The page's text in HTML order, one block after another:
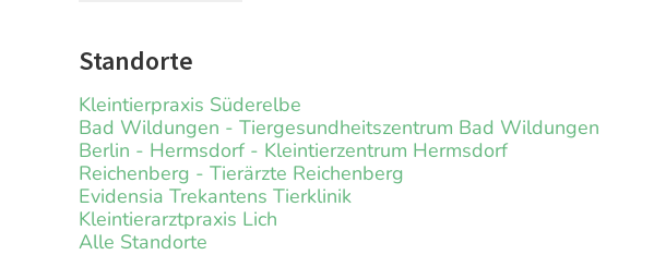
Standorte
Kleintierpraxis Süderelbe
Bad Wildungen - Tiergesundheitszentrum Bad Wildungen
Berlin - Hermsdorf - Kleintierzentrum Hermsdorf
Reichenberg - Tierärzte Reichenberg
Evidensia Trekantens Tierklinik
Kleintierarztpraxis Lich
Alle Standorte